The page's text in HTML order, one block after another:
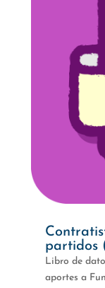
partidos
Libro de
aportes a